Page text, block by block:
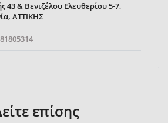
43 & Βενιζέλου Ελευθερίου 5-7,
ΑΤΤΙΚΗΣ
επίσης